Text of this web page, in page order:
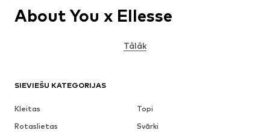
SIEVIEŠU KATEGORIJAS
Kleitas
Topi
Rotaslietas
Svārki
About You x Ellesse
Tālāk